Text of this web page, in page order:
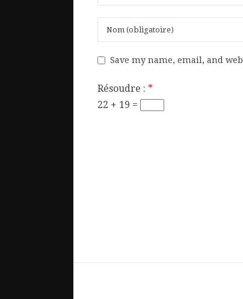
Save my name, email, and
Résoudre : *
22 + 19 =